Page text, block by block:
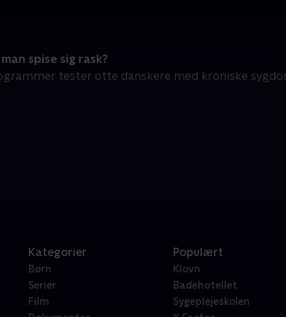
spise sig rask?
tester otte danskere med kroniske
Kategorier
Børn
Serier
Film
Populært
Klovn
Badehotellet
Sygeplejeskolen